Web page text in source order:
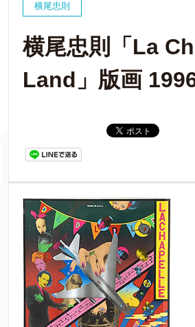
横尾忠則
横尾忠則「La
Land」版画